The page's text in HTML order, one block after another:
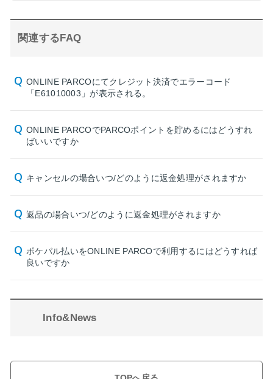
関連するFAQ
ONLINE PARCOにてクレジット決済でエラーコード
「E61010003」が表示される。
ONLINE PARCOでPARCOポイントを貯めるにはどうすれ
ばいいですか
キャンセルの場合いつ/どのように返金処理がされますか
返品の場合いつ/どのように返金処理がされますか
ポケパル払いをONLINE PARCOで利用するにはどうすれば
良いですか
Info&News